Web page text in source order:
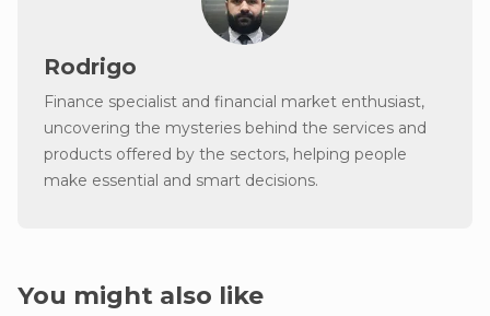
Rodrigo
Finance specialist and financial market enthusiast,
uncovering the mysteries behind the services and
products offered by the sectors, helping people
make essential and smart decisions.
You might also like